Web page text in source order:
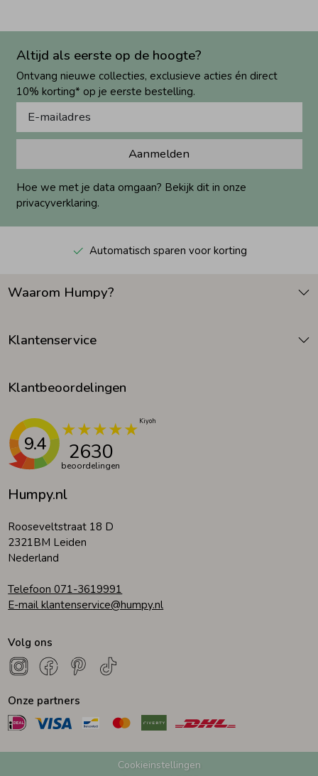
Altijd als eerste op de hoogte?
Ontvang nieuwe collecties, exclusieve acties én direct
10% korting* op je eerste bestelling.
Aanmelden
Hoe we met je data omgaan? Bekijk dit in onze
privacyverklaring.
Automatisch sparen voor korting
Humpy.nl
Rooseveltstraat 18 D
2321BM Leiden
Nederland
Telefoon 071-3619991
E-mail klantenservice@humpy.nl
Waarom Humpy?
Klantenservice
Klantbeoordelingen
9.4 2630
beoordelingen
Volg ons
Onze partners
Cookieinstellingen